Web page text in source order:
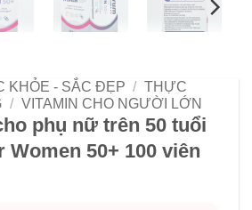
KHỎE - SẮC ĐẸP / THỰC
/ VITAMIN CHO NGƯỜI LỚN
phụ nữ trên 50 tuổi
Women 50+ 100 viên